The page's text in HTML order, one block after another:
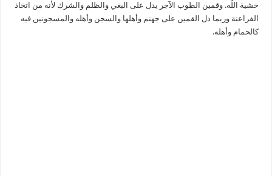
خشية اللّه. وقمين الطوب الآجر يدل على البغي والظلم والشرك لأنه من اتخاذ
الفراعنة وربما دل القمين على جهنم وأهلها والسجن وأهله والمسجونين فيه
كالحمام وأهله.